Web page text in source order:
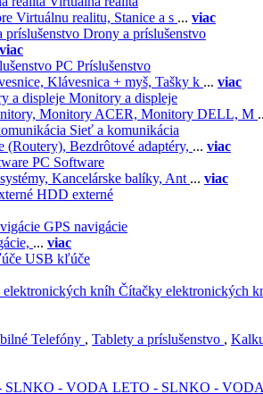
Virtuálnu realitu, Stanice a s ... viac
Drony a príslušenstvo
viac
PC Príslušenstvo
Klávesnica + myš, Tašky k ... viac
Monitory a displeje
Monitory ACER, Monitory DELL, M
Sieť a komunikácia
(Routery), Bezdrôtové adaptéry, ... viac
PC Software
Kancelárske balíky, Ant ... viac
HDD externé
GPS navigácie
... viac
USB kľúče
Čítačky elektronických
Telefóny , Tablety a príslušenstvo ,
LETO - SLNKO - VODA